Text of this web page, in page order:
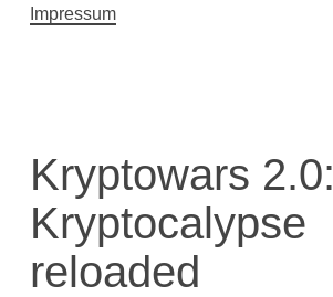
Impressum
Kryptowars 2.0:
Kryptocalypse
reloaded